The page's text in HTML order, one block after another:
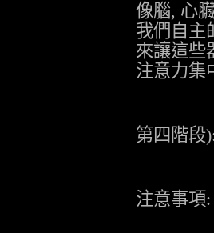
像腦, 心
我們自主
來讓這些
注意力集
第四階段
注意事項: